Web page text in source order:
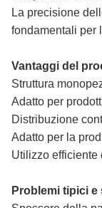
La precisione
fondamentali per
Vantaggi del
Struttura
Adatto per
Distribuzione
Adatto per la
Utilizzo efficiente
Problemi tipici